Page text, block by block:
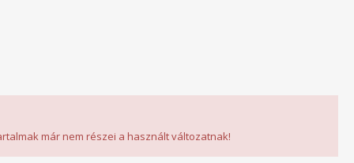
már nem részei a használt változatnak!